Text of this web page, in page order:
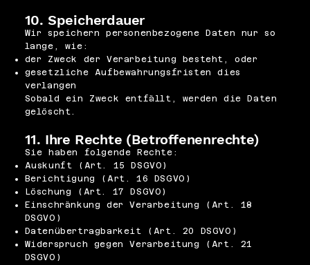
10. Speicherdauer
Wir speichern personenbezogene Daten nur so
lange, wie:
der Zweck der Verarbeitung besteht, oder
gesetzliche Aufbewahrungsfristen dies
verlangen
Sobald ein Zweck entfällt, werden die Daten
gelöscht.
11. Ihre Rechte (Betroffenenrechte)
Sie haben folgende Rechte:
Auskunft (Art. 15 DSGVO)
Berichtigung (Art. 16 DSGVO)
Löschung (Art. 17 DSGVO)
Einschränkung der Verarbeitung (Art. 18
DSGVO)
Datenübertragbarkeit (Art. 20 DSGVO)
Widerspruch gegen Verarbeitung (Art. 21
DSGVO)